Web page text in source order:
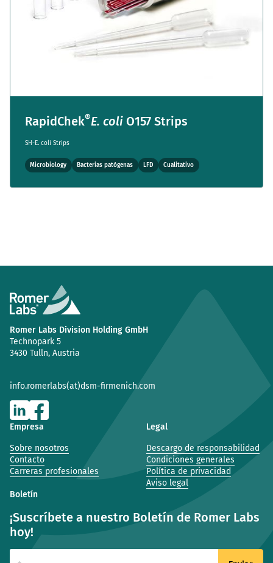
RapidChek®E. coli O157 Strips
SH-E. coli Strips
Microbiology Bacterias patógenas LFD Cualitativo
Romer Labs Division Holding GmbH
Technopark 5
3430 Tulln, Austria
info.romerlabs(at)dsm-firmenich.com
Empresa
Sobre nosotros
Contacto
Carreras profesionales
Legal
Descargo de responsabilidad
Condiciones generales
Política de privacidad
Aviso legal
Boletín
¡Suscríbete a nuestro Boletín de Romer Labs
hoy!